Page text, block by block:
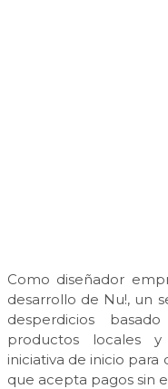
Como diseñador
desarrollo de Nu!, un
desperdicios
productos locales
iniciativa de inicio
que acepta pagos sin